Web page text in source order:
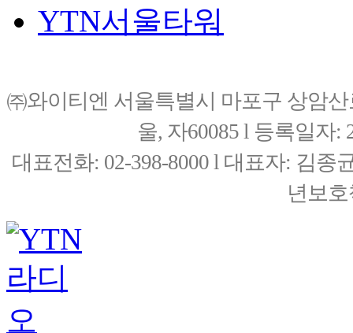
YTN서울타워
㈜와이티엔 서울특별시 마포구 상암
울, 자60085 l 등록일자:
대표전화: 02-398-8000 l 대표자: 김종
년보